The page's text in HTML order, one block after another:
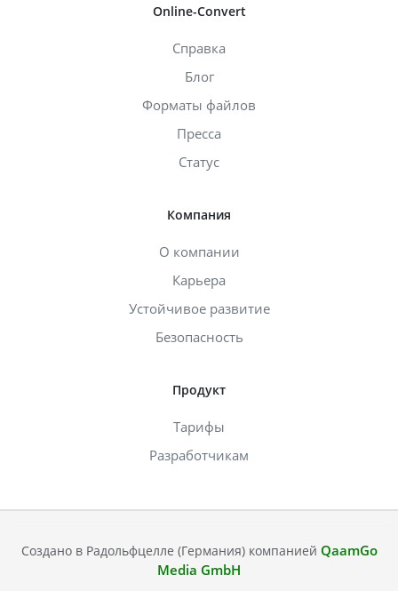
Online-Convert
Справка
Блог
Форматы файлов
Пресса
Статус
Компания
О компании
Карьера
Устойчивое развитие
Безопасность
Продукт
Тарифы
Разработчикам
Создано в Радольфцелле (Германия) компанией QaamGo
Media GmbH